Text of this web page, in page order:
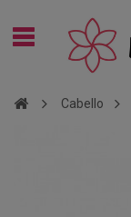
Cabello